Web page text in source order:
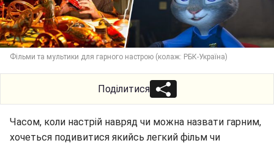
Фільми та мультики для гарного настрою (колаж: РБК-Україна)
Поділитися
Часом, коли настрій навряд чи можна назвати гарним,
хочеться подивитися якийсь легкий фільм чи